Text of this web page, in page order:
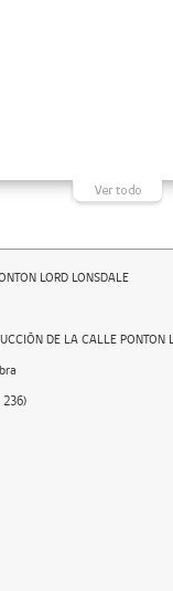
LORD LONSDALE
DE LA CALLE
236)